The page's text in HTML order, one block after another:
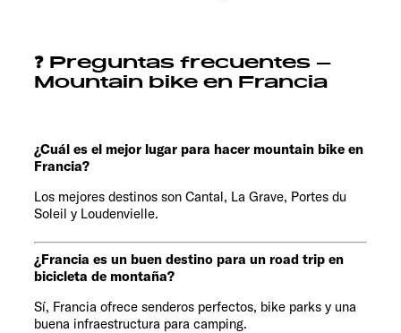
❓ Preguntas frecuentes –
Mountain bike en Francia
¿Cuál es el mejor lugar para hacer mountain bike en
Francia?
Los mejores destinos son Cantal, La Grave, Portes du
Soleil y Loudenvielle.
¿Francia es un buen destino para un road trip en
bicicleta de montaña?
Sí, Francia ofrece senderos perfectos, bike parks y una
buena infraestructura para camping.